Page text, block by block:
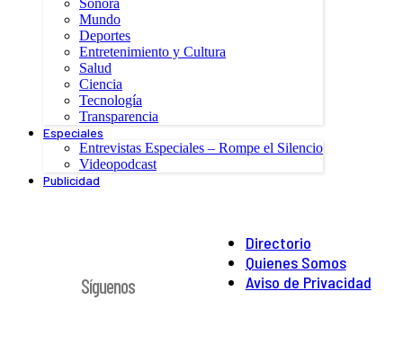
Sonora
Mundo
Deportes
Entretenimiento y Cultura
Salud
Ciencia
Tecnología
Transparencia
Especiales
Entrevistas Especiales – Rompe el Silencio
Videopodcast
Publicidad
Directorio
Quienes Somos
Aviso de Privacidad
Síguenos